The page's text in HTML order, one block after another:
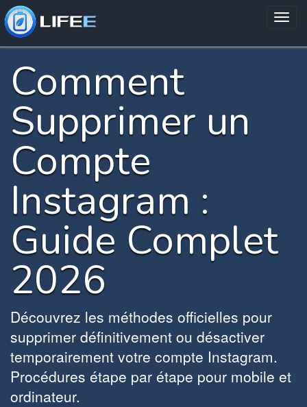
Comment
Supprimer un
Compte
Instagram :
Guide Complet
2026
Découvrez les méthodes officielles pour
supprimer définitivement ou désactiver
temporairement votre compte Instagram.
Procédures étape par étape pour mobile et
ordinateur.